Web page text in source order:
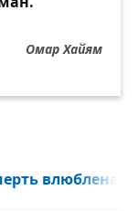
Омар Хайям
влюблена в